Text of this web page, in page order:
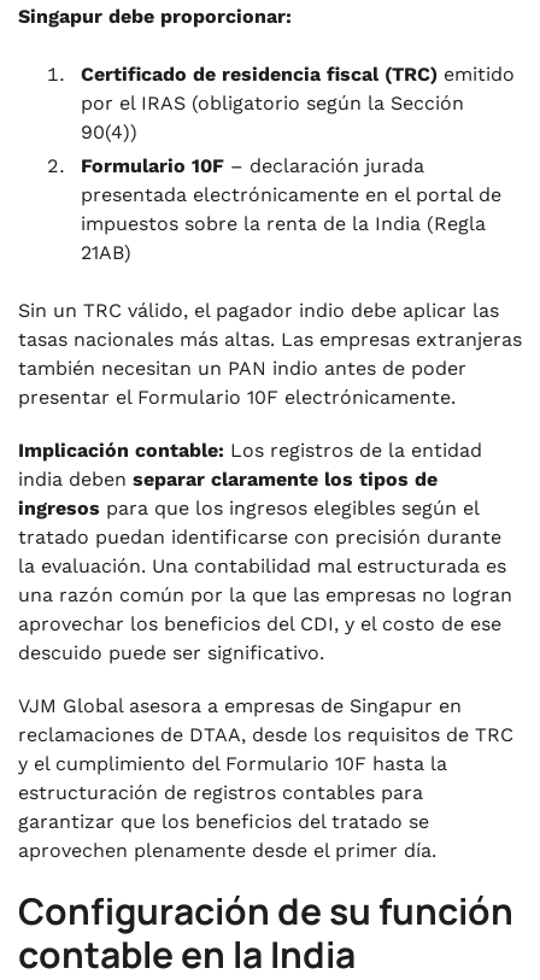
Singapur debe proporcionar:
Certificado de residencia fiscal (TRC) emitido
por el IRAS (obligatorio según la Sección
90(4))
Formulario 10F – declaración jurada
presentada electrónicamente en el portal de
impuestos sobre la renta de la India (Regla
21AB)
Sin un TRC válido, el pagador indio debe aplicar las
tasas nacionales más altas. Las empresas extranjeras
también necesitan un PAN indio antes de poder
presentar el Formulario 10F electrónicamente.
Implicación contable: Los registros de la entidad
india deben separar claramente los tipos de
ingresos para que los ingresos elegibles según el
tratado puedan identificarse con precisión durante
la evaluación. Una contabilidad mal estructurada es
una razón común por la que las empresas no logran
aprovechar los beneficios del CDI, y el costo de ese
descuido puede ser significativo.
VJM Global asesora a empresas de Singapur en
reclamaciones de DTAA, desde los requisitos de TRC
y el cumplimiento del Formulario 10F hasta la
estructuración de registros contables para
garantizar que los beneficios del tratado se
aprovechen plenamente desde el primer día.
Configuración de su función
contable en la India